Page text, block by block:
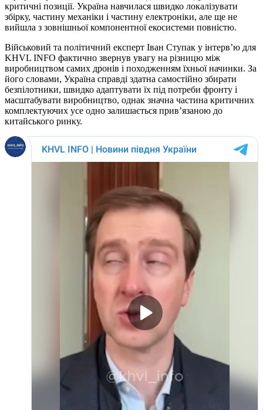
критичні позиції. Україна навчилася швидко локалізувати
збірку, частину механіки і частину електроніки, але ще не
вийшла з зовнішньої компонентної екосистеми повністю.
Військовий та політичний експерт Іван Ступак у інтерв’ю для
KHVL INFO фактично звернув увагу на різницю між
виробництвом самих дронів і походженням їхньої начинки. За
його словами, Україна справді здатна самостійно збирати
безпілотники, швидко адаптувати їх під потреби фронту і
масштабувати виробництво, однак значна частина критичних
комплектуючих усе одно залишається прив’язаною до
китайського ринку.